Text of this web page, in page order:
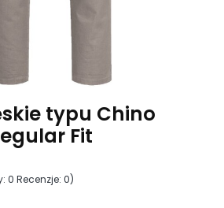
typu Chino
Fit
0 Recenzje: 0)